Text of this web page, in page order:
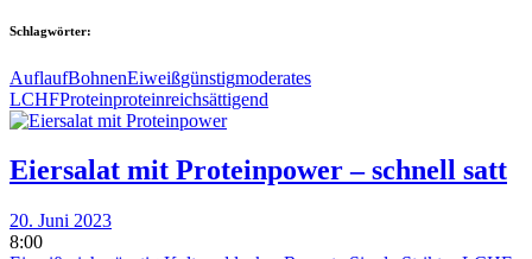
Schlagwörter:
AuflaufBohnenEiweißgünstigmoderates
LCHFProteinproteinreichsättigend
Eiersalat mit Proteinpower – schnell satt
20. Juni 2023
8:00